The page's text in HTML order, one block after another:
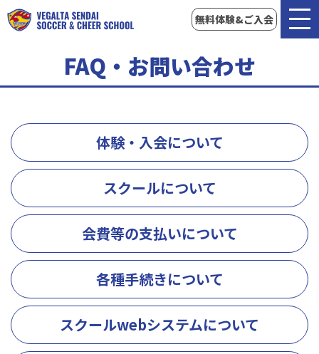
無料体験&ご入会
FAQ・お問い合わせ
体験・入会について
スクールについて
会費等の支払いについて
各種手続きについて
スクールwebシステムについて